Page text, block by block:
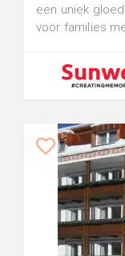
een uniek
voor families